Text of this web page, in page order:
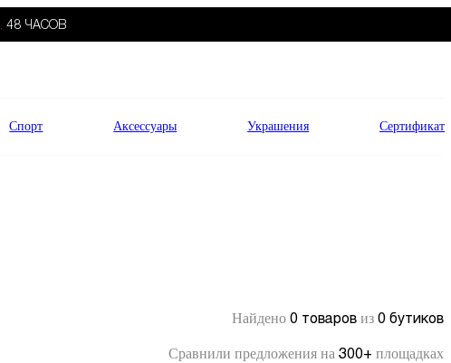
48 ЧАСОВ
Спорт Аксессуары Украшения Сертификат
Найдено 0 товаров из 0 бутиков
Сравнили предложения на 300+ площадках